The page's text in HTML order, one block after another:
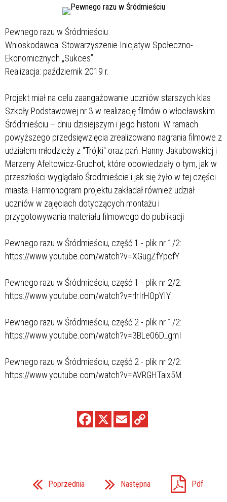
Pewnego razu w Śródmieściu
Wnioskodawca: Stowarzyszenie Inicjatyw Społeczno-
Ekonomicznych „Sukces”
Realizacja: październik 2019 r.
Projekt miał na celu zaangażowanie uczniów starszych klas
Szkoły Podstawowej nr 3 w realizację filmów o włocławskim
Śródmieściu – dniu dzisiejszym i jego historii. W ramach
powyższego przedsięwzięcia zrealizowano nagrania filmowe z
udziałem młodzieży z "Trójki" oraz pań: Hanny Jakubowskiej i
Marzeny Afeltowicz-Gruchot, które opowiedziały o tym, jak w
przeszłości wyglądało Środmieście i jak się żyło w tej części
miasta. Harmonogram projektu zakładał również udział
uczniów w zajęciach dotyczących montażu i
przygotowywania materiału filmowego do publikacji
Pewnego razu w Śródmieściu, część 1 - plik nr 1/2:
https://www.youtube.com/watch?v=XGugZfYpcfY
Pewnego razu w Śródmieściu, część 1 - plik nr 2/2:
https://www.youtube.com/watch?v=rlrIrHOpYIY
Pewnego razu w Śródmieściu, część 2 - plik nr 1/2:
https://www.youtube.com/watch?v=3BLe06D_gmI
Pewnego razu w Śródmieściu, część 2 - plik nr 2/2:
https://www.youtube.com/watch?v=AVRGHTaix5M
Poprzednia Następna Pdf